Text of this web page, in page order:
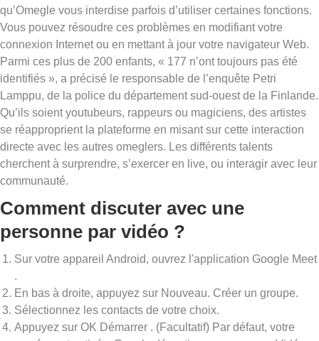
qu’Omegle vous interdise parfois d’utiliser certaines fonctions.
Vous pouvez résoudre ces problèmes en modifiant votre
connexion Internet ou en mettant à jour votre navigateur Web.
Parmi ces plus de 200 enfants, « 177 n’ont toujours pas été
identifiés », a précisé le responsable de l’enquête Petri
Lamppu, de la police du département sud-ouest de la Finlande.
Qu’ils soient youtubeurs, rappeurs ou magiciens, des artistes
se réapproprient la plateforme en misant sur cette interaction
directe avec les autres omeglers. Les différents talents
cherchent à surprendre, s’exercer en live, ou interagir avec leur
communauté.
Comment discuter avec une
personne par vidéo ?
Sur votre appareil Android, ouvrez l'application Google Meet
.
En bas à droite, appuyez sur Nouveau. Créer un groupe.
Sélectionnez les contacts de votre choix.
Appuyez sur OK Démarrer . (Facultatif) Par défaut, votre